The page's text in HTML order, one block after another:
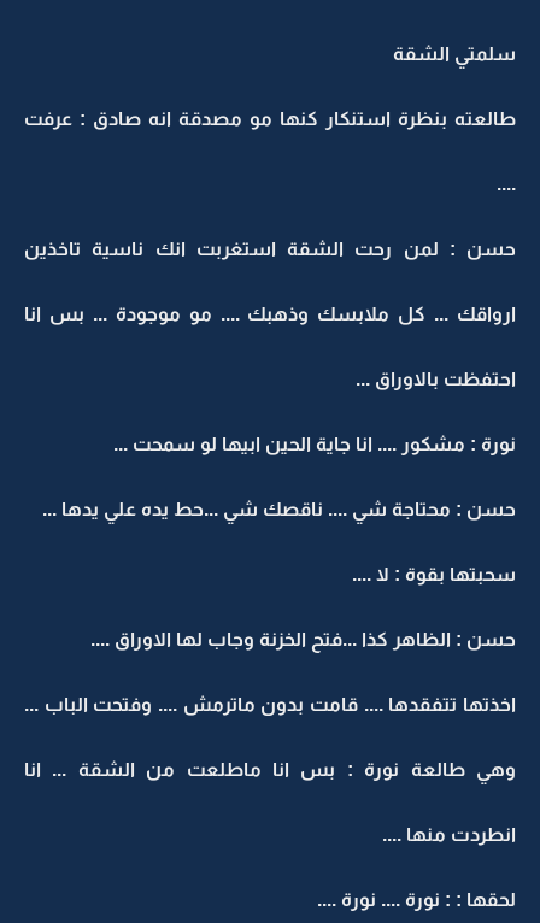
سلمتي الشقة
طالعته بنظرة استنكار كنها مو مصدقة انه صادق : عرفت
....
حسن : لمن رحت الشقة استغربت انك ناسية تاخذين
ارواقك ... كل ملابسك وذهبك .... مو موجودة ... بس انا
احتفظت بالاوراق ...
نورة : مشكور .... انا جاية الحين ابيها لو سمحت ...
حسن : محتاجة شي .... ناقصك شي ...حط يده علي يدها ...
سحبتها بقوة : لا ....
حسن : الظاهر كذا ...فتح الخزنة وجاب لها الاوراق ....
اخذتها تتفقدها .... قامت بدون ماترمش .... وفتحت الباب ...
وهي طالعة نورة : بس انا ماطلعت من الشقة ... انا
انطردت منها ....
لحقها : : نورة .... نورة ....